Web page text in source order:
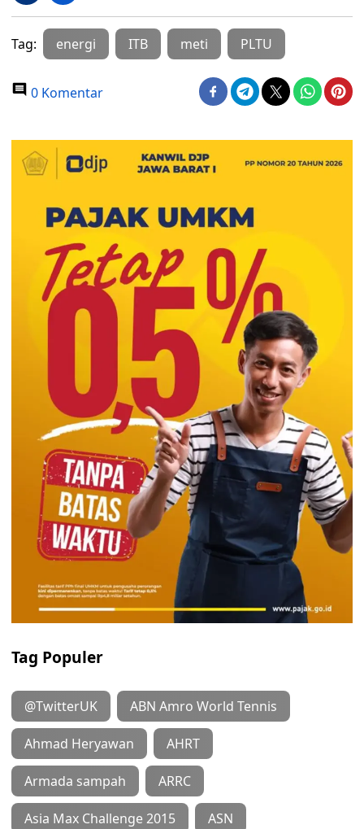
Tag: energi ITB meti PLTU
0 Komentar
Tag Populer
@TwitterUK ABN Amro World Tennis
Ahmad Heryawan AHRT
Armada sampah ARRC
Asia Max Challenge 2015 ASN